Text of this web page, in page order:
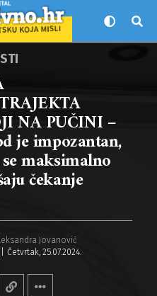
NA PUČINI –
je impozantan,
maksimalno
čekanje
Jovanović
Četvrtak, 25.07.2024.